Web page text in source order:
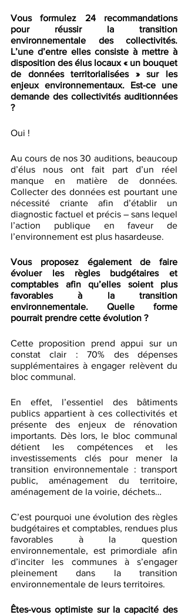
Vous formulez 24 recommandations
pour réussir la transition
environnementale des collectivités.
L’une d’entre elles consiste à mettre à
disposition des élus locaux « un bouquet
de données territorialisées » sur les
enjeux environnementaux. Est-ce une
demande des collectivités auditionnées
?
Oui !
Au cours de nos 30 auditions, beaucoup
d’élus nous ont fait part d’un réel
manque en matière de données.
Collecter des données est pourtant une
nécessité criante afin d’établir un
diagnostic factuel et précis – sans lequel
l’action publique en faveur de
l’environnement est plus hasardeuse.
Vous proposez également de faire
évoluer les règles budgétaires et
comptables afin qu’elles soient plus
favorables à la transition
environnementale. Quelle forme
pourrait prendre cette évolution ?
Cette proposition prend appui sur un
constat clair : 70% des dépenses
supplémentaires à engager relèvent du
bloc communal.
En effet, l’essentiel des bâtiments
publics appartient à ces collectivités et
présente des enjeux de rénovation
importants. Dès lors, le bloc communal
détient les compétences et les
investissements clés pour mener la
transition environnementale : transport
public, aménagement du territoire,
aménagement de la voirie, déchets…
C’est pourquoi une évolution des règles
budgétaires et comptables, rendues plus
favorables à la question
environnementale, est primordiale afin
d’inciter les communes à s’engager
pleinement dans la transition
environnementale de leurs territoires.
Êtes-vous optimiste sur la capacité des